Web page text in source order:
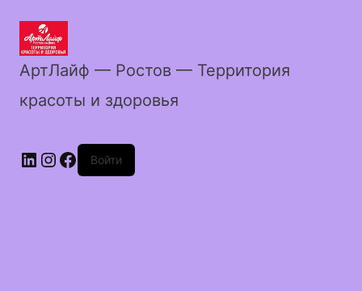
АртЛайф — Ростов — Территория
красоты и здоровья
LinkedIn
Instagram
Facebook
Войти